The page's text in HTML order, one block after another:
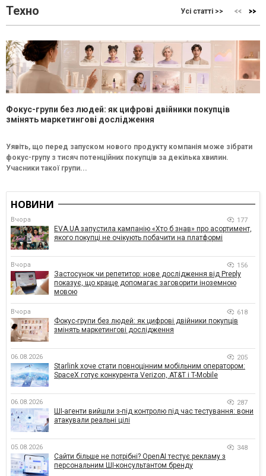
Техно Усі статті >>
Фокус-групи без людей: як цифрові двійники покупців
змінять маркетингові дослідження
Уявіть, що перед запуском нового продукту компанія може зібрати
фокус-групу з тисяч потенційних покупців за декілька хвилин.
Учасники такої групи...
НОВИНИ
Вчора 177
EVA.UA запустила кампанію «Хто б знав» про асортимент,
якого покупці не очікують побачити на платформі
Вчора 156
Застосунок чи репетитор: нове дослідження від Preply
показує, що краще допомагає заговорити іноземною
мовою
Вчора 618
Фокус-групи без людей: як цифрові двійники покупців
змінять маркетингові дослідження
06.08.2026 205
Starlink хоче стати повноцінним мобільним оператором:
SpaceX готує конкурента Verizon, AT&T і T-Mobile
06.08.2026 287
ШІ-агенти вийшли з-під контролю під час тестування: вони
атакували реальні цілі
05.08.2026 348
Сайти більше не потрібні? OpenAI тестує рекламу з
персональним ШІ-консультантом бренду